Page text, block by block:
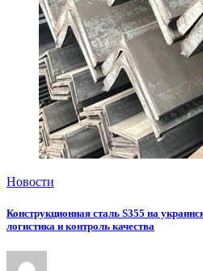
Новости
Конструкционная сталь S355 на
логистика и контроль качества